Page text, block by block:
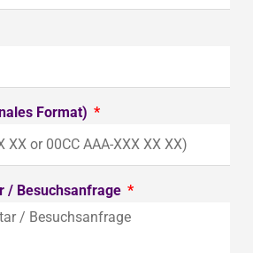
Format)
/ Besuchsanfrage